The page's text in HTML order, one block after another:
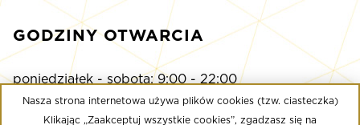
GODZINY OTWARCIA
poniedziałek - sobota: 9:00 - 22:00
niedziela: 9:00 - 21:00
Nasza strona internetowa używa plików cookies (tzw. ciasteczka)
Klikając „Zaakceptuj wszystkie cookies”, zgadzasz się na